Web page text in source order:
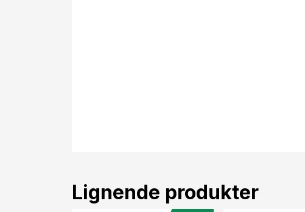
Lignende produkter